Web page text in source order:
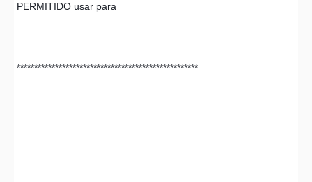
PERMITIDO usar para
****************************************************